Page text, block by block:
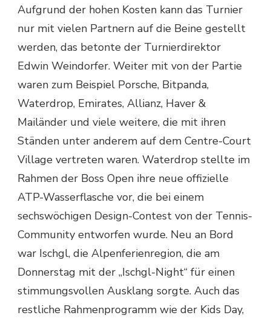
Aufgrund der hohen Kosten kann das Turnier
nur mit vielen Partnern auf die Beine gestellt
werden, das betonte der Turnierdirektor
Edwin Weindorfer. Weiter mit von der Partie
waren zum Beispiel Porsche, Bitpanda,
Waterdrop, Emirates, Allianz, Haver &
Mailänder und viele weitere, die mit ihren
Ständen unter anderem auf dem Centre-Court
Village vertreten waren. Waterdrop stellte im
Rahmen der Boss Open ihre neue offizielle
ATP-Wasserflasche vor, die bei einem
sechswöchigen Design-Contest von der Tennis-
Community entworfen wurde. Neu an Bord
war Ischgl, die Alpenferienregion, die am
Donnerstag mit der „Ischgl-Night“ für einen
stimmungsvollen Ausklang sorgte. Auch das
restliche Rahmenprogramm wie der Kids Day,